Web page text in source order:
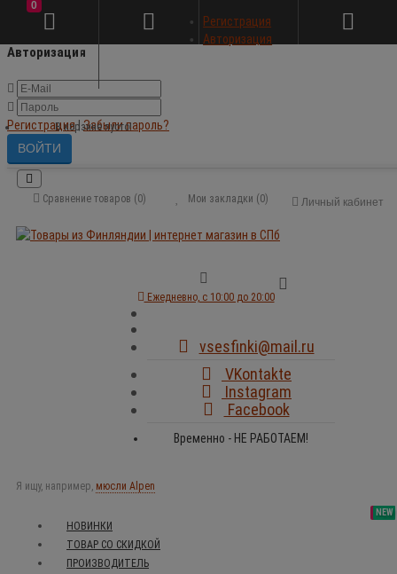
Авторизация
Регистрация|Забыли пароль?
Личный кабинет
Мои закладки (0)
Сравнение товаров (0)
Ежедневно, с 10:00 до 20:00
vsesfinki@mail.ru
VKontakte
Instagram
Facebook
Временно - НЕ РАБОТАЕМ!
Я ищу, например, мюсли Alpen
Регистрация
Авторизация
0
В корзине пусто!
NEW
НОВИНКИ
SALE
ТОВАР СО СКИДКОЙ
NEW
ПРОИЗВОДИТЕЛЬ
NEW